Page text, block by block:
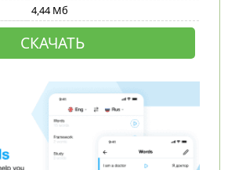
4,44 Мб
СКАЧАТЬ